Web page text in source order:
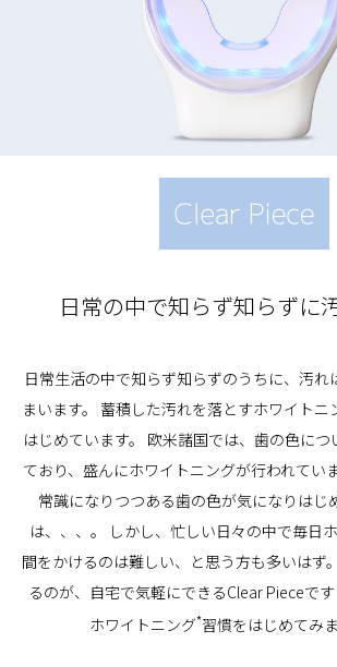
日常の中で知らず知らずに
日常生活の中で知らず知らずのうちに、汚れ
まいます。
蓄積した汚れを落とすホワイトニ
はじめています。
欧米諸国では、歯の色につ
ており、盛んにホワイトニングが行われていま
常識になりつつある歯の色が気になりはじ
は、、、。
しかし、忙しい日々の中で毎日
間をかけるのは難しい、と思う方も多いはず。
るのが、自宅で気軽にできるClear Pieceです
ホワイトニング*習慣をはじめてみ